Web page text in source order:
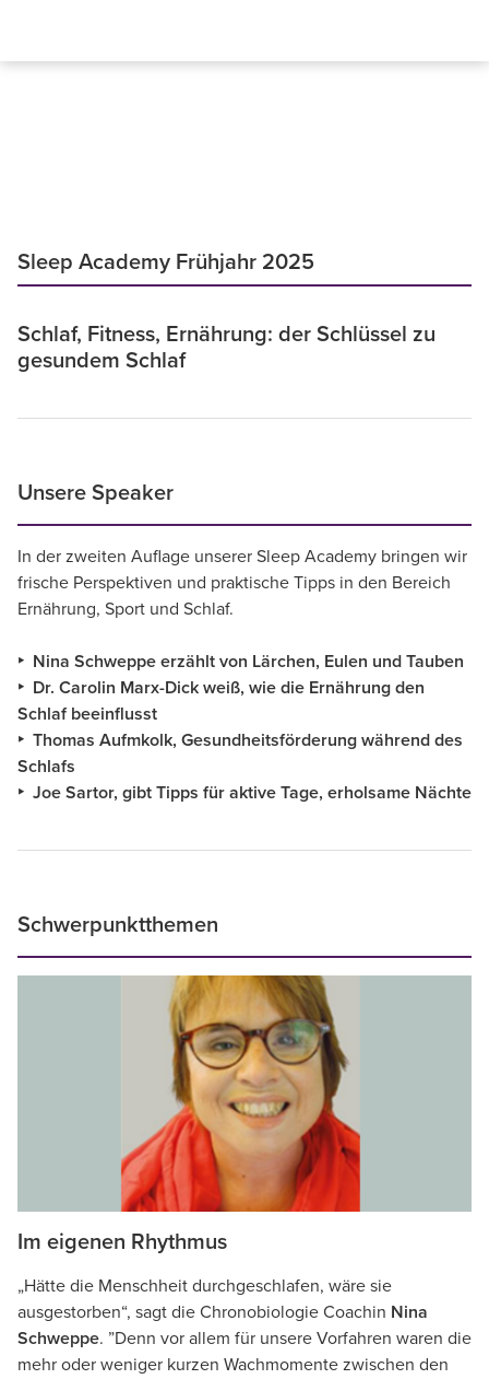
Sleep Academy Frühjahr 2025
Schlaf, Fitness, Ernährung: der Schlüssel zu
gesundem Schlaf
Unsere Speaker
In der zweiten Auflage unserer Sleep Academy bringen wir
frische Perspektiven und praktische Tipps in den Bereich
Ernährung, Sport und Schlaf.
‣ Nina Schweppe erzählt von Lärchen, Eulen und Tauben
‣ Dr. Carolin Marx-Dick weiß, wie die Ernährung den
Schlaf beeinflusst
‣ Thomas Aufmkolk, Gesundheitsförderung während des
Schlafs
‣ Joe Sartor, gibt Tipps für aktive Tage, erholsame Nächte
Schwerpunktthemen
Im eigenen Rhythmus
„Hätte die Menschheit durchgeschlafen, wäre sie
ausgestorben“, sagt die Chronobiologie Coachin Nina
Schweppe. ”Denn vor allem für unsere Vorfahren waren die
mehr oder weniger kurzen Wachmomente zwischen den